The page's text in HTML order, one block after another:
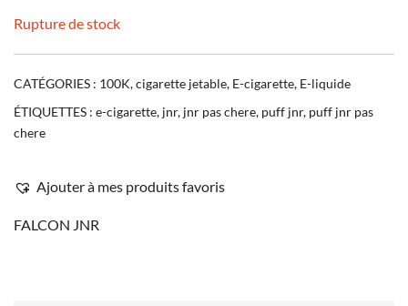
Rupture de stock
CATÉGORIES : 100K,cigarette jetable, E-cigarette, E-liquide
ÉTIQUETTES : e-cigarette, jnr, jnr pas chere, puff jnr, puff jnr pas
chere
Ajouter à mes produits favoris
FALCON JNR